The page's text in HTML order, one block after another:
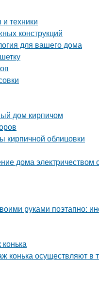
техники
конструкций
для вашего дома
дом кирпичом
кирпичной облицовки
дома электричеством
руками поэтапно:
конька осуществляют в